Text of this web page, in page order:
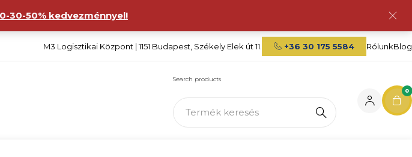
30-50% kedvezménnyel!
M3 Logisztikai Központ | 1151 Budapest, Székely Elek út 11. +36 30 175 5584 RólunkBlog
Search products
0